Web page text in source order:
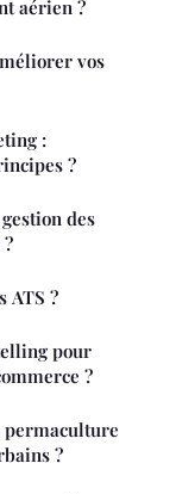
aérien ?
vos
:
?
des
ATS ?
pour
?
?